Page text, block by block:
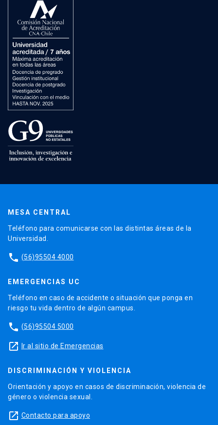
MESA CENTRAL
Teléfono para comunicarse con las distintas áreas de la
Universidad.
phone (56)95504 4000
EMERGENCIAS UC
Teléfono en caso de accidente o situación que ponga en
riesgo tu vida dentro de algún campus.
phone (56)95504 5000
launch Ir al sitio de Emergencias
DISCRIMINACIÓN Y VIOLENCIA
Orientación y apoyo en casos de discriminación, violencia de
género o violencia sexual.
launch Contacto para apoyo